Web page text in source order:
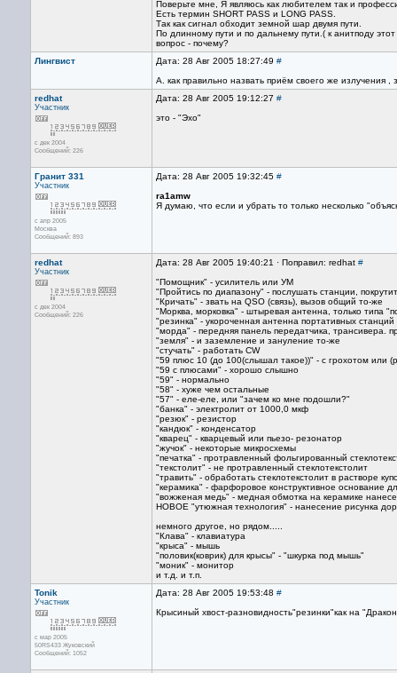
Поверьте мне, Я являюсь как любителем так и
Есть термин SHORT PASS и LONG PASS.
Так как сигнал обходит земной шар двумя пути.
По длинному пути и по дальнему пути.( к анитподу
вопрос - почему?
Лингвист
Дата: 28 Авг 2005 18:27:49 #
А. как правильно назвать приём своего же
redhat
Участник
с дек 2004
Сообщений: 226
Дата: 28 Авг 2005 19:12:27 #
это - "Эхо"
Гранит 331
Участник
с апр 2005
Москва
Сообщений: 893
Дата: 28 Авг 2005 19:32:45 #
ra1amw
Я думаю, что если и убрать то только несколько
redhat
Участник
с дек 2004
Сообщений: 226
Дата: 28 Авг 2005 19:40:21 · Поправил: redhat #
"Помощник" - усилитель или УМ
"Пройтись по диапазону" - послушать станции,
"Кричать" - звать на QSO (связь), вызов общий то-же
"Морква, морковка" - штыревая антенна, только типа
"резинка" - укороченная антенна портативных станций
"морда" - передняя панель передатчика, трансивера.
"земля" - и заземление и зануление то-же
"стучать" - работать CW
"59 плюс 10 (до 100(слышал такое))" - с грохотом или
"59 с плюсами" - хорошо слышно
"59" - нормально
"58" - хуже чем остальные
"57" - еле-еле, или "зачем ко мне подошли?"
"банка" - электролит от 1000,0 мкф
"резюк" - резистор
"кандюк" - конденсатор
"кварец" - кварцевый или пьезо- резонатор
"жучок" - некоторые микросхемы
"печатка" - протравленный фольгированный
"текстолит" - не протравленный стеклотекстолит
"травить" - обработать стеклотекстолит в растворе
"керамика" - фарфоровое конструктивное основание
"вожженая медь" - медная обмотка на керамике
НОВОЕ "утюжная технология" - нанесение рисунка
немного другое, но рядом.....
"Клава" - клавиатура
"крыса" - мышь
"половик(коврик) для крысы" - "шкурка под мышь"
"моник" - монитор
и т.д. и т.п.
Tonik
Участник
с мар 2005
50RS433 Жуковский
Сообщений: 1052
Дата: 28 Авг 2005 19:53:48 #
Крысиный хвост-разновидность"резинки"как на